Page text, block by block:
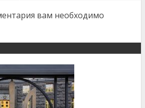
вам необходимо